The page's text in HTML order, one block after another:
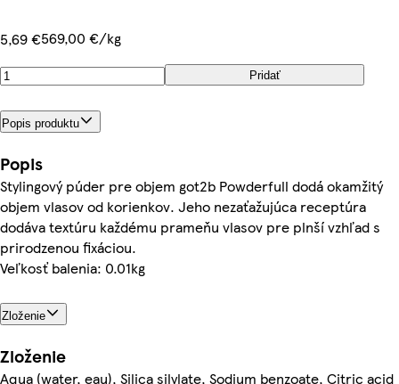
5,69 €569,00 €/kg
Pridať
Popis produktu
Popis
Stylingový púder pre objem got2b Powderfull dodá okamžitý
objem vlasov od korienkov. Jeho nezaťažujúca receptúra
dodáva textúru každému prameňu vlasov pre plnší vzhľad s
prirodzenou fixáciou.
Veľkosť balenia: 0.01kg
Zloženie
Zloženie
Aqua (water, eau), Silica silylate, Sodium benzoate, Citric acid